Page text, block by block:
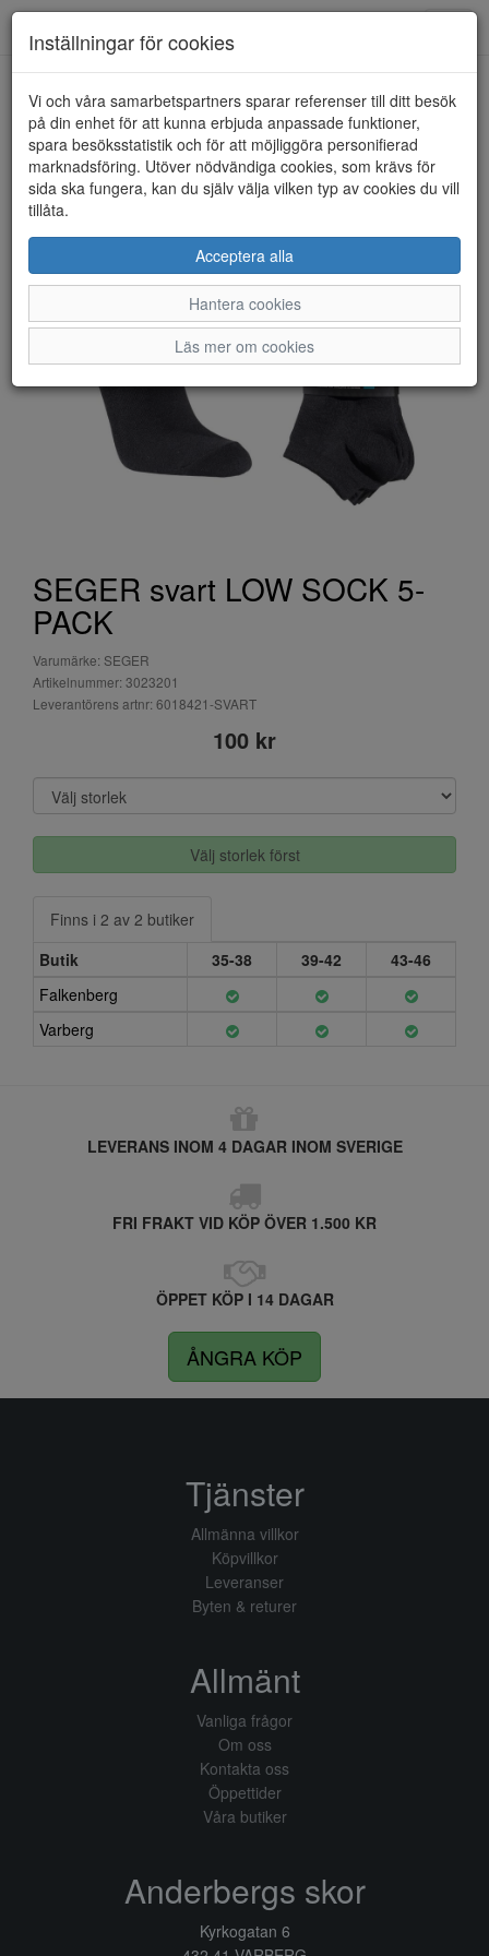
HEM SEGER
SEGER svart LOW SOCK 5-
PACK
Varumärke: SEGER
Artikelnummer: 3023201
Leverantörens artnr: 6018421-SVART
100 kr
Välj storlek först
Finns i 2 av 2 butiker
Butik
35-38 39-42
43-46
Falkenberg
Varberg
LEVERANS INOM 4 DAGAR INOM SVERIGE
FRI FRAKT VID KÖP ÖVER 1.500 KR
ÖPPET KÖP I 14 DAGAR
ÅNGRA KÖP
Inställningar för cookies
Vi och våra samarbetspartners sparar referenser till ditt besök
på din enhet för att kunna erbjuda anpassade funktioner,
spara besöksstatistik och för att möjliggöra personifierad
marknadsföring. Utöver nödvändiga cookies, som krävs för
sida ska fungera, kan du själv välja vilken typ av cookies du vill
tillåta.
Acceptera alla
Hantera cookies
Läs mer om cookies
Tjänster
Allmänna villkor
Köpvillkor
Leveranser
Byten & returer
Allmänt
Vanliga frågor
Om oss
Kontakta oss
Öppettider
Våra butiker
Anderbergs skor
Kyrkogatan 6